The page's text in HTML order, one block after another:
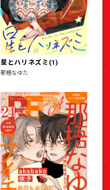
星とハリネズミ(1)
那梧なゆた